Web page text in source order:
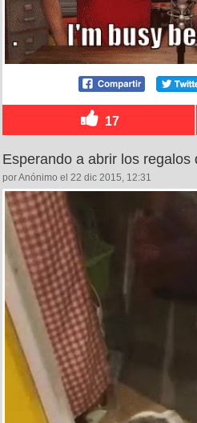
17
Esperando a abrir los regalos
por Anónimo el 22 dic 2015, 12:31